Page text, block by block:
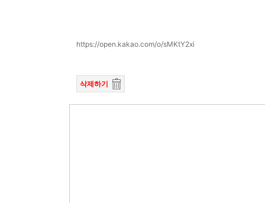
https://open.kakao.com/o/sMKtY2xi
삭제하기